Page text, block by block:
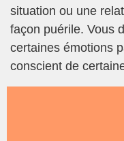
situation ou une
façon puérile. Vous
certaines émotions
conscient de